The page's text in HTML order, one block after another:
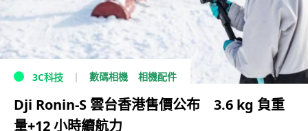
3C科技 數碼相機 相機配件
Dji Ronin-S 雲台香港售價公布 3.6 kg 負重
量+12 小時續航力